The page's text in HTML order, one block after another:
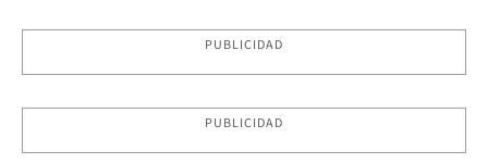
PUBLICIDAD
PUBLICIDAD